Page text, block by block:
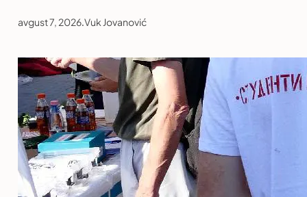
avgust 7, 2026.Vuk Jovanović